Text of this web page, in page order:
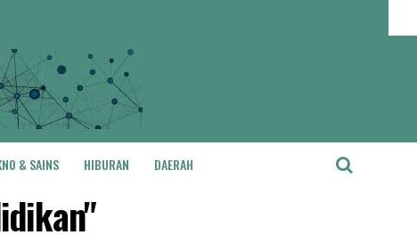
& SAINS HIBURAN DAERAH